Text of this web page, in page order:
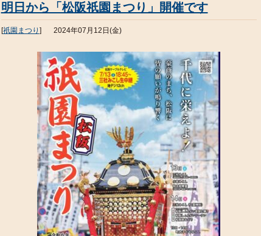
明日から「松阪祇園まつり」開催です
[祇園まつり ] 2024年07月12日(金)